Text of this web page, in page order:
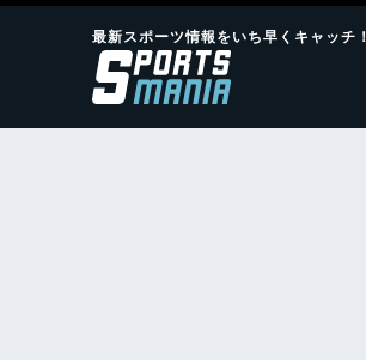
最新スポーツ情報をいち早くキャッチ！